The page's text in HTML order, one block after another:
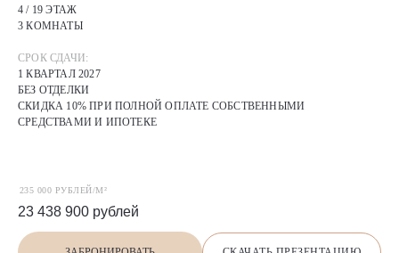
4 / 19 ЭТАЖ
3 КОМНАТЫ
СРОК СДАЧИ:
1 КВАРТАЛ 2027
БЕЗ ОТДЕЛКИ
СКИДКА 10% ПРИ ПОЛНОЙ ОПЛАТЕ СОБСТВЕННЫМИ
СРЕДСТВАМИ И ИПОТЕКЕ
235 000 РУБЛЕЙ/М²
23 438 900 рублей